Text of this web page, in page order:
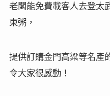
老闆能免費載客人去登太
東粥，
提供訂購金門高粱等名產
令大家很感動！